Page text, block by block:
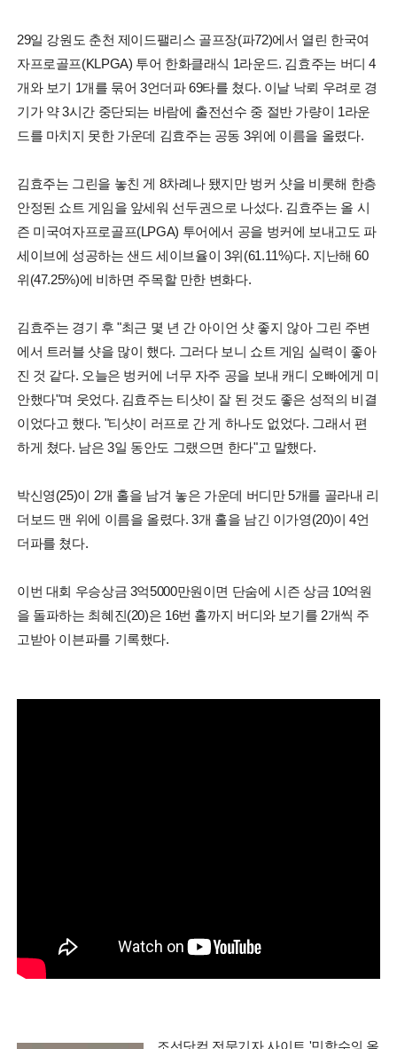
29일 강원도 춘천 제이드팰리스 골프장(파72)에서 열린 한국여
자프로골프(KLPGA) 투어 한화클래식 1라운드. 김효주는 버디 4
개와 보기 1개를 묶어 3언더파 69타를 쳤다. 이날 낙뢰 우려로 경
기가 약 3시간 중단되는 바람에 출전선수 중 절반 가량이 1라운
드를 마치지 못한 가운데 김효주는 공동 3위에 이름을 올렸다.
김효주는 그린을 놓친 게 8차례나 됐지만 벙커 샷을 비롯해 한층
안정된 쇼트 게임을 앞세워 선두권으로 나섰다. 김효주는 올 시
즌 미국여자프로골프(LPGA) 투어에서 공을 벙커에 보내고도 파
세이브에 성공하는 샌드 세이브율이 3위(61.11%)다. 지난해 60
위(47.25%)에 비하면 주목할 만한 변화다.
김효주는 경기 후 "최근 몇 년 간 아이언 샷 좋지 않아 그린 주변
에서 트러블 샷을 많이 했다. 그러다 보니 쇼트 게임 실력이 좋아
진 것 같다. 오늘은 벙커에 너무 자주 공을 보내 캐디 오빠에게 미
안했다"며 웃었다. 김효주는 티샷이 잘 된 것도 좋은 성적의 비결
이었다고 했다. "티샷이 러프로 간 게 하나도 없었다. 그래서 편
하게 쳤다. 남은 3일 동안도 그랬으면 한다"고 말했다.
박신영(25)이 2개 홀을 남겨 놓은 가운데 버디만 5개를 골라내 리
더보드 맨 위에 이름을 올렸다. 3개 홀을 남긴 이가영(20)이 4언
더파를 쳤다.
이번 대회 우승상금 3억5000만원이면 단숨에 시즌 상금 10억원
을 돌파하는 최혜진(20)은 16번 홀까지 버디와 보기를 2개씩 주
고받아 이븐파를 기록했다.
조선닷컴 전문기자 사이트 '민학수의 올